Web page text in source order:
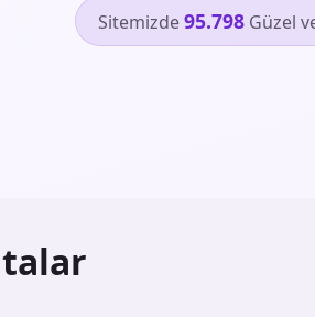
Sitemizde95.798Güzel